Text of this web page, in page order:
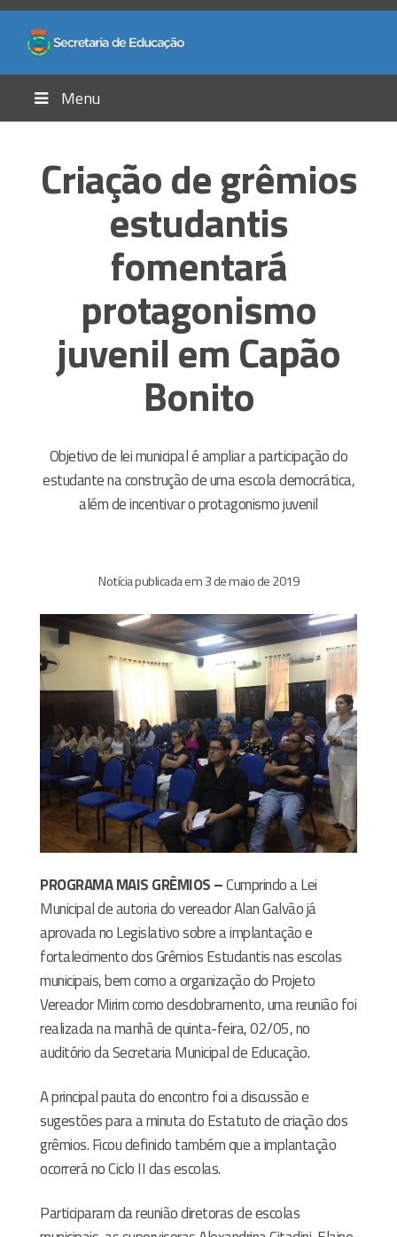
Menu
Criação de grêmios
estudantis
fomentará
protagonismo
juvenil em Capão
Bonito
Objetivo de lei municipal é ampliar a participação do
estudante na construção de uma escola democrática,
além de incentivar o protagonismo juvenil
Notícia publicada em 3 de maio de 2019
PROGRAMA MAIS GRÊMIOS –Cumprindo a Lei
Municipal de autoria do vereador Alan Galvão já
aprovada no Legislativo sobre a implantação e
fortalecimento dos Grêmios Estudantis nas escolas
municipais, bem como a organização do Projeto
Vereador Mirim como desdobramento, uma reunião foi
realizada na manhã de quinta-feira, 02/05, no
auditório da Secretaria Municipal de Educação.
A principal pauta do encontro foi a discussão e
sugestões para a minuta do Estatuto de criação dos
grêmios. Ficou definido também que a implantação
ocorrerá no Ciclo II das escolas.
Participaram da reunião diretoras de escolas